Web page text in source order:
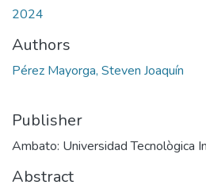
2024
Authors
Pérez Mayorga, Steven Joaquín
Publisher
Ambato: Universidad Tecnològica
Abstract